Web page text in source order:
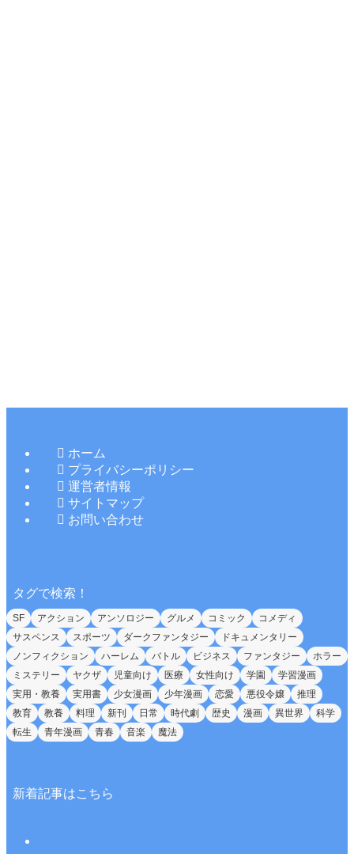
ホーム
プライバシーポリシー
運営者情報
サイトマップ
お問い合わせ
タグで検索！
SF アクション アンソロジー グルメ コミック
コメディ
サスペンス
スポーツ ダークファンタジー
ドキュメンタリー
ノンフィクション
ハーレム バトル ビジネス ファンタジー
ホラー
ミステリー
ヤクザ 児童向け 医療 女性向け 学園
学習漫画
実用・教養
実用書 少女漫画 少年漫画 恋愛 悪役令嬢
推理
教育
教養 料理 新刊 日常 時代劇 歴史 漫画 異世界
科学
転生
青年漫画 青春 音楽 魔法
新着記事はこちら